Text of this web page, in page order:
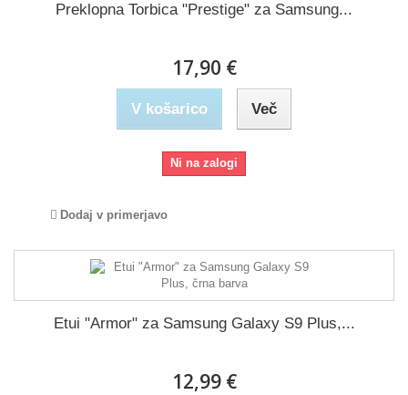
Preklopna Torbica "Prestige" za Samsung...
17,90 €
V košarico Več
Ni na zalogi
Dodaj v primerjavo
Etui "Armor" za Samsung Galaxy S9 Plus,...
12,99 €